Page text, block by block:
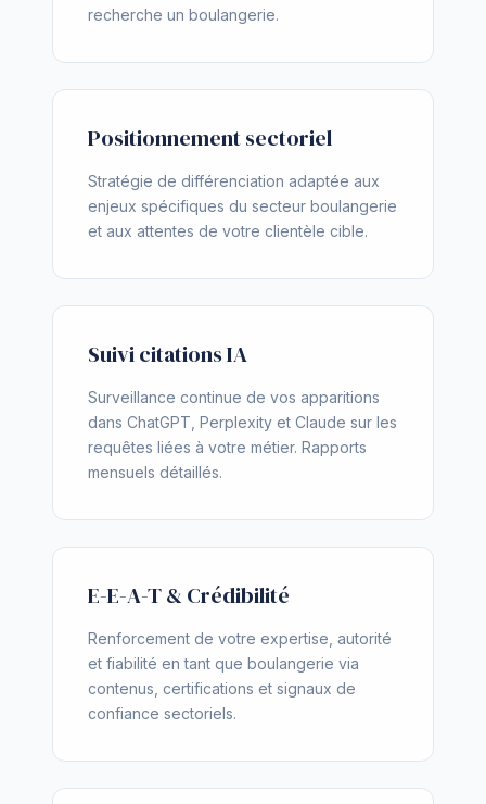
recherche un boulangerie.
Positionnement sectoriel
Stratégie de différenciation adaptée aux
enjeux spécifiques du secteur boulangerie
et aux attentes de votre clientèle cible.
Suivi citations IA
Surveillance continue de vos apparitions
dans ChatGPT, Perplexity et Claude sur les
requêtes liées à votre métier. Rapports
mensuels détaillés.
E-E-A-T & Crédibilité
Renforcement de votre expertise, autorité
et fiabilité en tant que boulangerie via
contenus, certifications et signaux de
confiance sectoriels.